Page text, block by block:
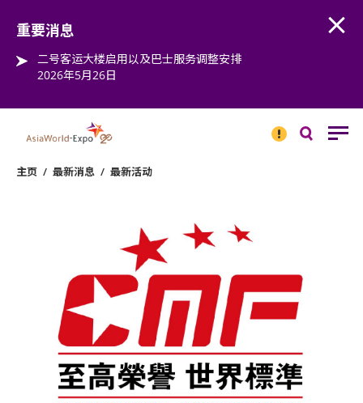
重要消息
二号客运大楼启用以及巴士服务调整安排
2026年5月26日
消息
主页 / 最新消息 / 最新活动